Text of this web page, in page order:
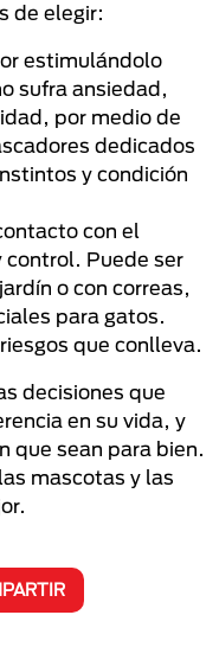
de elegir:
estimulándolo
sufra ansiedad,
por medio de
dedicados
y condición
con el
control. Puede ser
o con correas,
para gatos.
que conlleva.
decisiones que
en su vida, y
que sean para bien.
mascotas y las